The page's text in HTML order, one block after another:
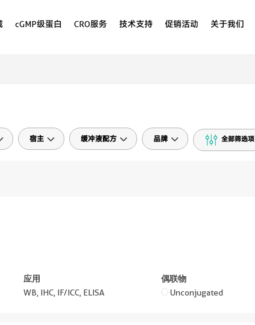
cGMP级蛋白 CRO服务 技术支持 促销活动 关于我们
宿主 缓冲液配方 品牌 全部筛选项
应用
WB, IHC, IF/ICC, ELISA
偶联物
Unconjugated